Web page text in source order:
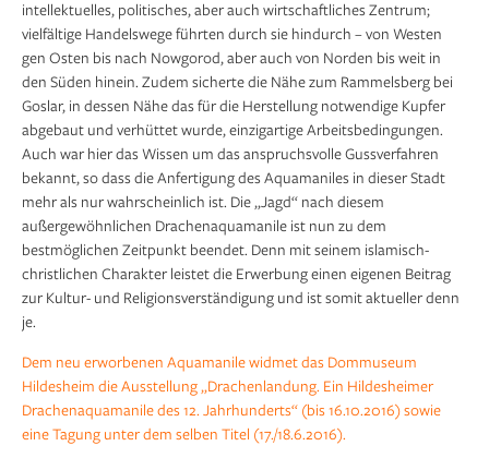
intellektuelles, politisches, aber auch wirtschaftliches Zentrum;
vielfältige Handelswege führten durch sie hindurch – von Westen
gen Osten bis nach Nowgorod, aber auch von Norden bis weit in
den Süden hinein. Zudem sicherte die Nähe zum Rammelsberg bei
Goslar, in dessen Nähe das für die Herstellung notwendige Kupfer
abgebaut und verhüttet wurde, einzigartige Arbeitsbedingungen.
Auch war hier das Wissen um das anspruchsvolle Gussverfahren
bekannt, so dass die Anfertigung des Aquamaniles in dieser Stadt
mehr als nur wahrscheinlich ist. Die „Jagd“ nach diesem
außergewöhnlichen Drachenaquamanile ist nun zu dem
bestmöglichen Zeitpunkt beendet. Denn mit seinem islamisch-
christlichen Charakter leistet die Erwerbung einen eigenen Beitrag
zur Kultur- und Religionsverständigung und ist somit aktueller denn
je.
Dem neu erworbenen Aquamanile widmet das Dom­museum
Hildesheim die Ausstellung „Drachenlandung. Ein Hildesheimer
Drachenaquamanile des 12. Jahrhunderts“ (bis 16.10.2016) sowie
eine Tagung unter dem selben Titel (17./18.6.2016).